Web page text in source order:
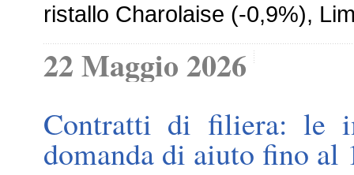
ristallo Charolaise (-0,9%),
22 Maggio 2026
Contratti di filiera: le
domanda di aiuto fino al